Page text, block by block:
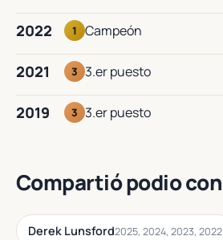
2022 1 Campeón
2021 3 3.er puesto
2019 3 3.er puesto
Compartió podio con
Derek Lunsford2025, 2024, 2023, 2022